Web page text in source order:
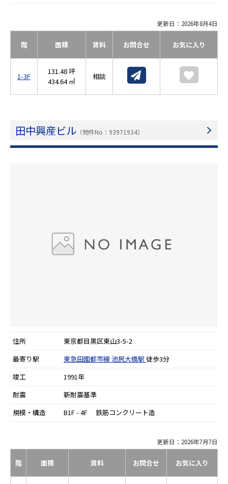
更新日：2026年8月4日
階 面積 賃料 お問合せ お気に入り
1-3F
131.48 坪
434.64 ㎡
相談
田中興産ビル （物件No：93971934）
住所
東京都目黒区東山3-5-2
最寄り駅
東急田園都市線池尻大橋駅 徒歩3分
竣工
1991年
耐震
新耐震基準
規模・構造
B1F - 4F 鉄筋コンクリート造
更新日：2026年7月7日
階 面積 賃料 お問合せ お気に入り